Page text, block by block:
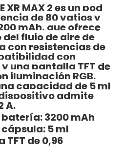
XR MAX 2 es un pod
de 80 vatios y
mAh, que ofrece
flujo de aire de
con resistencias de
con
una pantalla TFT de
iluminación RGB.
capacidad de 5 ml
admite
A.
3200 mAh
5 ml
de 0,96